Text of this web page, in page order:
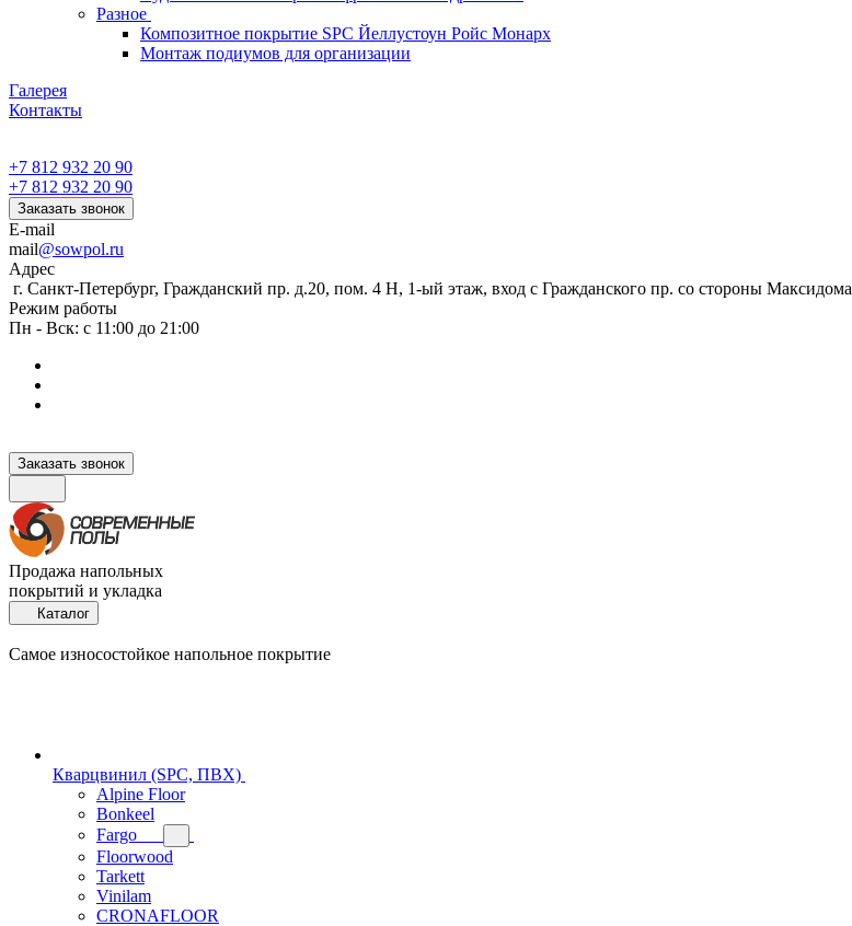
Разное
Композитное покрытие SPC Йеллустоун Ройс Монарх
Монтаж подиумов для организации
Галерея
Контакты
+7 812 932 20 90
+7 812 932 20 90
Заказать звонок
E-mail
mail@sowpol.ru
Адрес
г. Санкт-Петербург, Гражданский пр. д.20, пом. 4 Н, 1-ый этаж, вход с Гражданского пр. со стороны Максидома
Режим работы
Пн - Вск: с 11:00 до 21:00
Заказать звонок
Продажа напольных
покрытий и укладка
Каталог
Самое износостойкое напольное покрытие
Кварцвинил (SPC, ПВХ)
Alpine Floor
Bonkeel
Fargo
Floorwood
Tarkett
Vinilam
CRONAFLOOR